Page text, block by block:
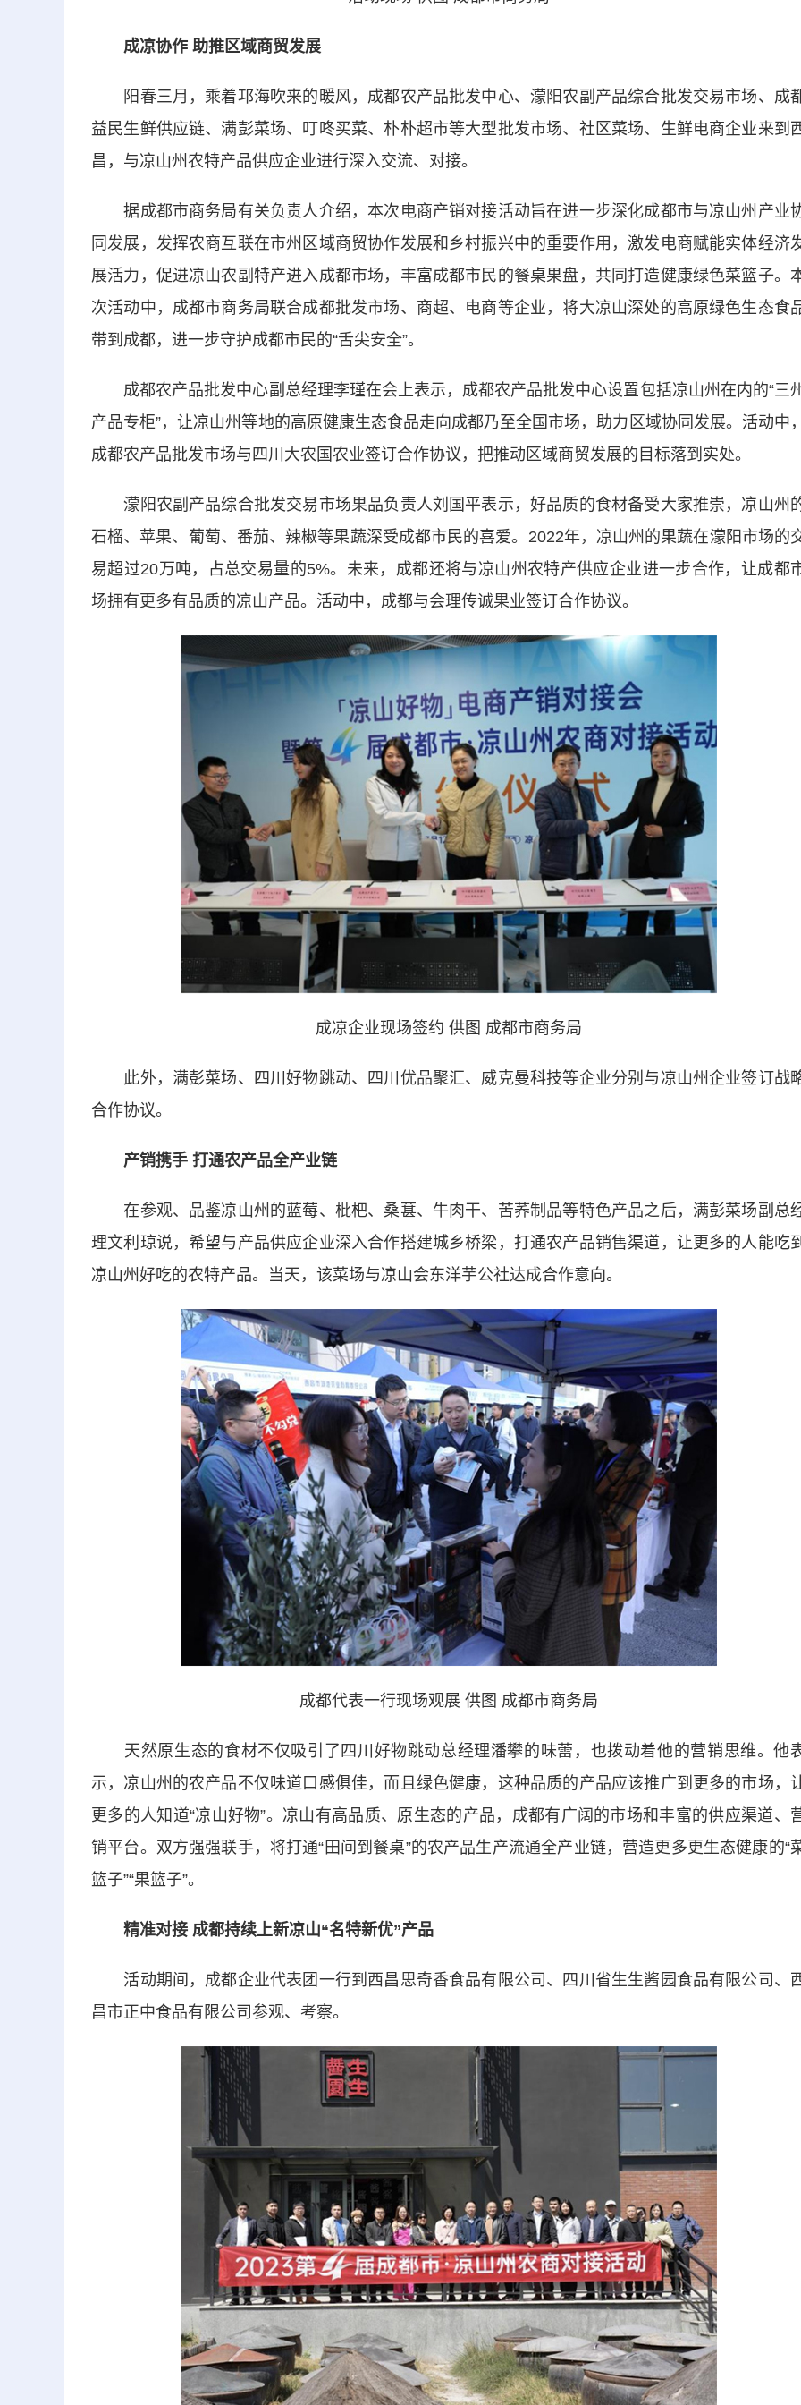
成凉协作 助推区域商贸发展
阳春三月，乘着邛海吹来的暖风，成都农产品批发中心、濛阳农副产品综合批发交易市场、成
益民生鲜供应链、满彭菜场、叮咚买菜、朴朴超市等大型批发市场、社区菜场、生鲜电商企业来到
昌，与凉山州农特产品供应企业进行深入交流、对接。
据成都市商务局有关负责人介绍，本次电商产销对接活动旨在进一步深化成都市与凉山州产业
同发展，发挥农商互联在市州区域商贸协作发展和乡村振兴中的重要作用，激发电商赋能实体经济
展活力，促进凉山农副特产进入成都市场，丰富成都市民的餐桌果盘，共同打造健康绿色菜篮子。
次活动中，成都市商务局联合成都批发市场、商超、电商等企业，将大凉山深处的高原绿色生态食
带到成都，进一步守护成都市民的“舌尖安全”。
成都农产品批发中心副总经理李瑾在会上表示，成都农产品批发中心设置包括凉山州在内的“三
产品专柜”，让凉山州等地的高原健康生态食品走向成都乃至全国市场，助力区域协同发展。活动中
成都农产品批发市场与四川大农国农业签订合作协议，把推动区域商贸发展的目标落到实处。
濛阳农副产品综合批发交易市场果品负责人刘国平表示，好品质的食材备受大家推崇，凉山州
石榴、苹果、葡萄、番茄、辣椒等果蔬深受成都市民的喜爱。2022年，凉山州的果蔬在濛阳市场的
易超过20万吨，占总交易量的5%。未来，成都还将与凉山州农特产供应企业进一步合作，让成都
场拥有更多有品质的凉山产品。活动中，成都与会理传诚果业签订合作协议。
成凉企业现场签约 供图 成都市商务局
此外，满彭菜场、四川好物跳动、四川优品聚汇、威克曼科技等企业分别与凉山州企业签订战
合作协议。
产销携手 打通农产品全产业链
在参观、品鉴凉山州的蓝莓、枇杷、桑葚、牛肉干、苦荞制品等特色产品之后，满彭菜场副总
理文利琼说，希望与产品供应企业深入合作搭建城乡桥梁，打通农产品销售渠道，让更多的人能吃
凉山州好吃的农特产品。当天，该菜场与凉山会东洋芋公社达成合作意向。
成都代表一行现场观展 供图 成都市商务局
天然原生态的食材不仅吸引了四川好物跳动总经理潘攀的味蕾，也拨动着他的营销思维。他
示，凉山州的农产品不仅味道口感俱佳，而且绿色健康，这种品质的产品应该推广到更多的市场，
更多的人知道“凉山好物”。凉山有高品质、原生态的产品，成都有广阔的市场和丰富的供应渠道、
销平台。双方强强联手，将打通“田间到餐桌”的农产品生产流通全产业链，营造更多更生态健康的“
篮子”“果篮子”。
精准对接 成都持续上新凉山“名特新优”产品
活动期间，成都企业代表团一行到西昌思奇香食品有限公司、四川省生生酱园食品有限公司、
昌市正中食品有限公司参观、考察。